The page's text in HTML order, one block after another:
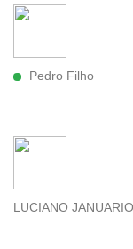
Pedro Filho
LUCIANO JANUARIO